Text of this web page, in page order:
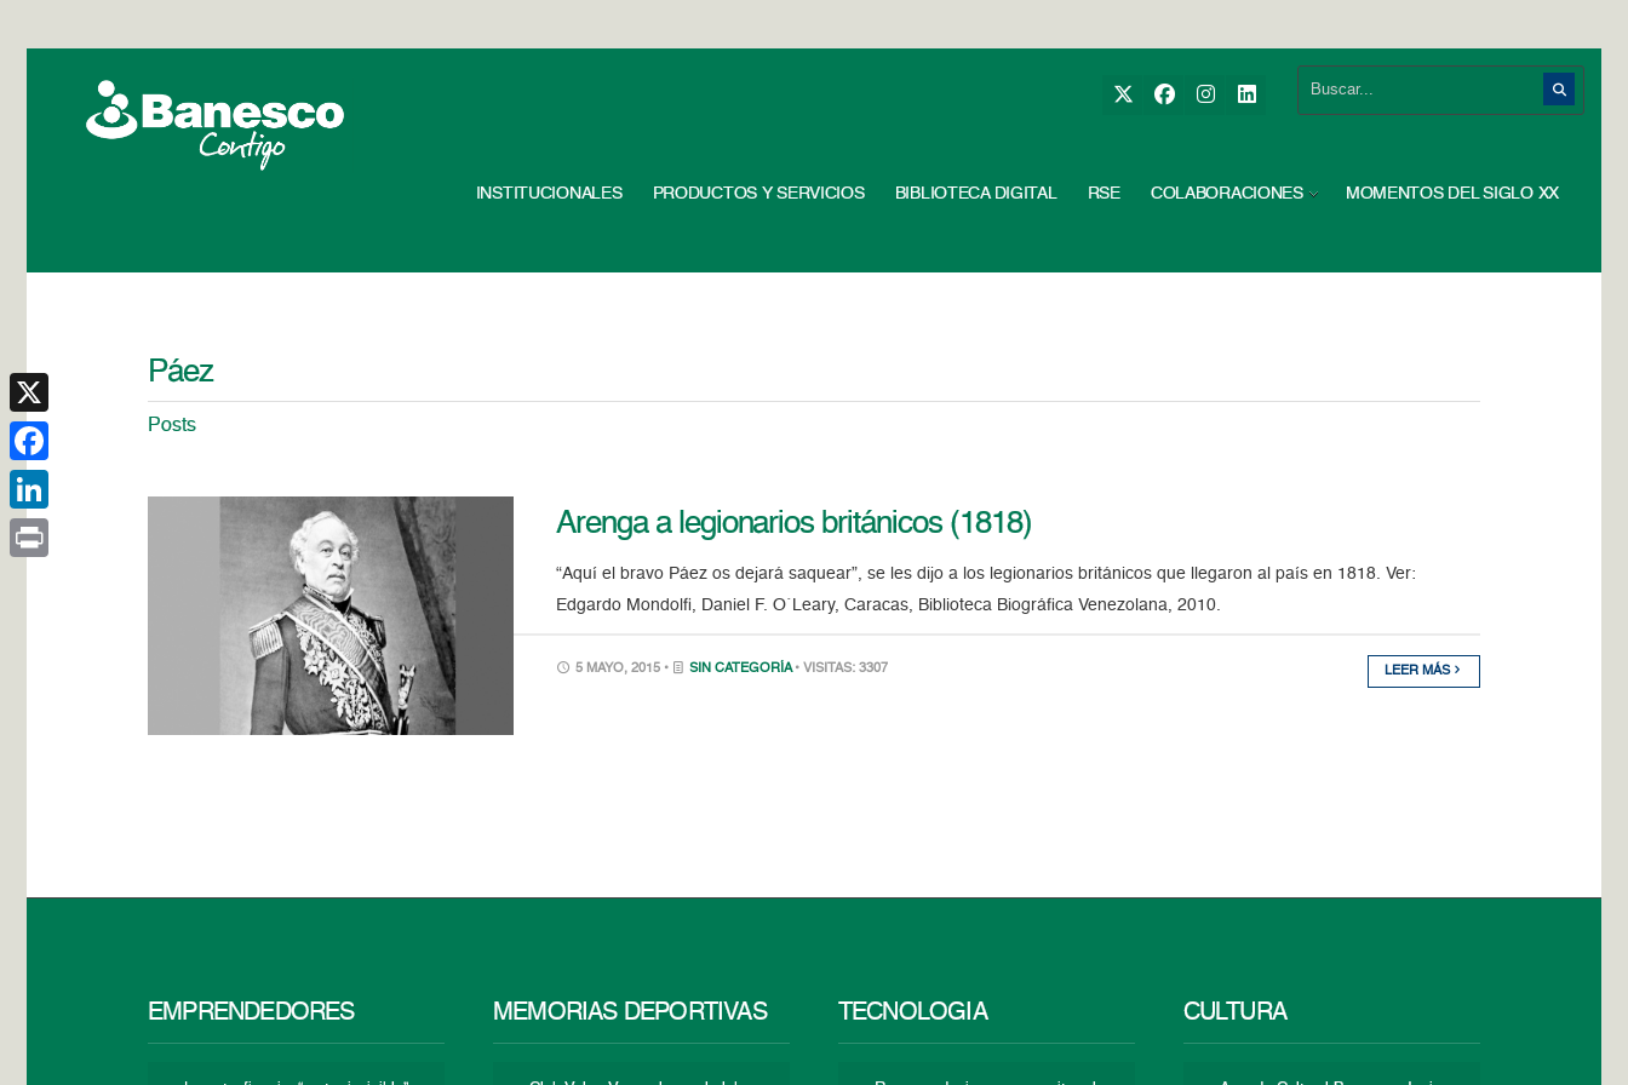
INSTITUCIONALES PRODUCTOS Y SERVICIOS BIBLIOTECA DIGITAL RSE COLABORACIONES MOMENTOS DEL SIGLO XX
Páez
Posts
Arenga a legionarios británicos (1818)
“Aquí el bravo Páez os dejará saquear”, se les dijo a los legionarios británicos que llegaron al país en 1818. Ver:
Edgardo Mondolfi, Daniel F. O´Leary, Caracas, Biblioteca Biográfica Venezolana, 2010.
5 MAYO, 2015 • SIN CATEGORÍA • VISITAS: 3307 LEER MÁS
EMPRENDEDORES MEMORIAS DEPORTIVAS TECNOLOGÍA CULTURA
X
Facebook
LinkedIn